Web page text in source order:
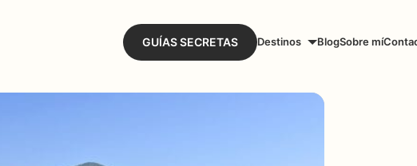
GUÍAS SECRETAS Destinos BlogSobre mí